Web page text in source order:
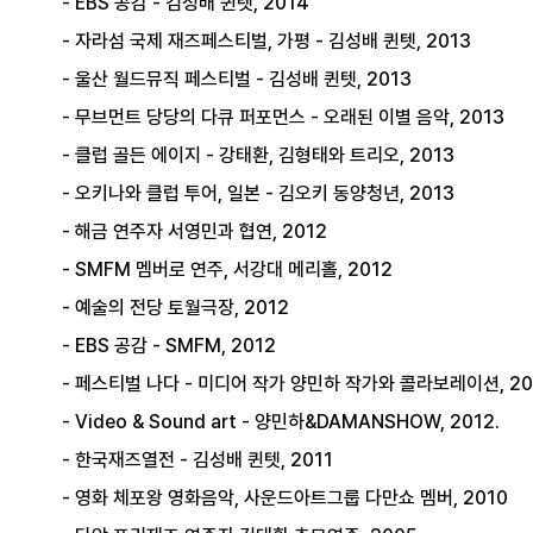
- 자라섬 국제 재즈페스티벌, 가평 - 김성배 퀸텟, 2013
- 울산 월드뮤직 페스티벌 - 김성배 퀸텟, 2013
- 무브먼트 당당의 다큐 퍼포먼스 - 오래된 이별 음악, 2013
- 클럽 골든 에이지 - 강태환, 김형태와 트리오, 2013
- 오키나와 클럽 투어, 일본 - 김오키 동양청년, 2013
- 해금 연주자 서영민과 협연, 2012
- SMFM 멤버로 연주, 서강대 메리홀, 2012
- 예술의 전당 토월극장, 2012
- EBS 공감 - SMFM, 2012
- 페스티벌 나다 - 미디어 작가 양민하 작가와 콜라보레이션,
- Video & Sound art - 양민하&DAMANSHOW, 2012.
- 한국재즈열전 - 김성배 퀸텟, 2011
- 영화 체포왕 영화음악, 사운드아트그룹 다만쇼 멤버, 2010